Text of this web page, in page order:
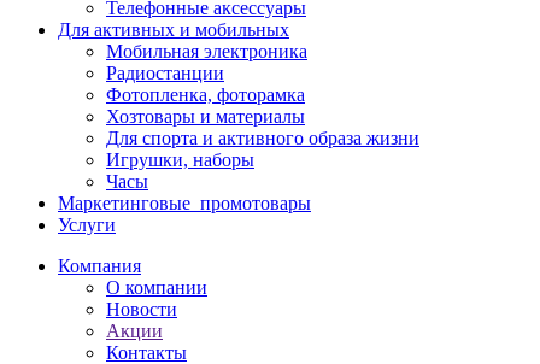
Телефонные аксессуары
Для активных и мобильных
Мобильная электроника
Радиостанции
Фотопленка, фоторамка
Хозтовары и материалы
Для спорта и активного образа жизни
Игрушки, наборы
Часы
Маркетинговые_промотовары
Услуги
Компания
О компании
Новости
Акции
Контакты